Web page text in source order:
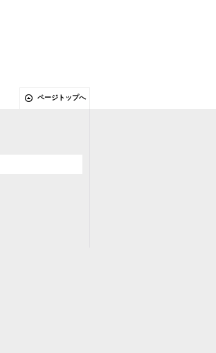
ページトップへ